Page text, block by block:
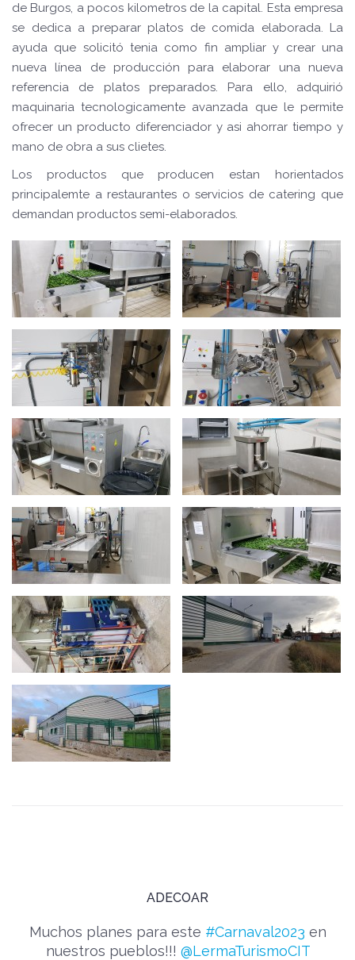
de Burgos, a pocos kilometros de la capital. Esta empresa
se dedica a preparar platos de comida elaborada. La
ayuda que solicitó tenia como fin ampliar y crear una
nueva línea de producción para elaborar una nueva
referencia de platos preparados. Para ello, adquirió
maquinaria tecnologicamente avanzada que le permite
ofrecer un producto diferenciador y asi ahorrar tiempo y
mano de obra a sus clietes.
Los productos que producen estan horientados
principalemte a restaurantes o servicios de catering que
demandan productos semi-elaborados.
ADECOAR
Muchos planes para este #Carnaval2023 en
nuestros pueblos!!! @LermaTurismoCIT